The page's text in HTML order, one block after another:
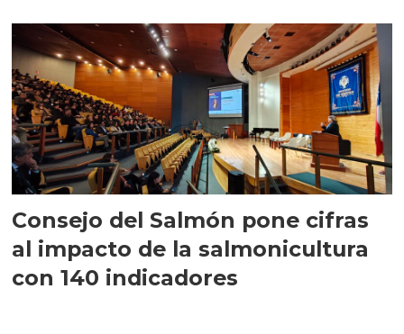
Consejo del Salmón pone cifras
al impacto de la salmonicultura
con 140 indicadores